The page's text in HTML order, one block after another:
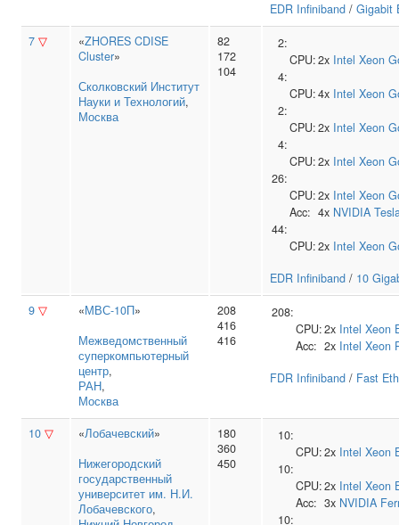
EDR Infiniband / Gigabit
7 ▽ «ZHORES CDISE
Cluster»
Сколковский Институт
Науки и Технологий,
Москва
82
172
104
2:
CPU:2x Intel Xeon
4:
CPU:4x Intel Xeon
2:
CPU:2x Intel Xeon
4:
CPU:2x Intel Xeon
26:
CPU:2x Intel Xeon
Acc: 4x NVIDIA
44:
CPU:2x Intel Xeon
EDR Infiniband / 10
9 ▽ «МВС-10П»
Межведомственный
суперкомпьютерный
центр,
РАН,
Москва
208
416
416
208:
CPU:2x Intel Xeon
Acc: 2x Intel Xeon
FDR Infiniband / Fast
10 ▽ «Лобачевский»
Нижегородский
государственный
университет им. Н.И.
Лобачевского,
180
360
450
10:
CPU:2x Intel Xeon
10:
CPU:2x Intel Xeon
Acc: 3x NVIDIA
10: